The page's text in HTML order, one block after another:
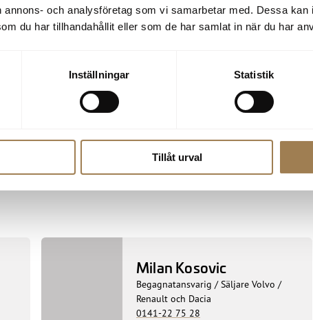
annons- och analysföretag som vi samarbetar med. Dessa
du har tillhandahållit eller som de har samlat in när du har
Inställningar Statistik
Tillåt urval
Milan Kosovic
Begagnatansvarig / Säljare Volvo /
Renault och Dacia
0141-22 75 28